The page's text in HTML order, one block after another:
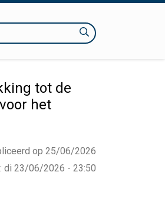
tot de
het
op 25/06/2026
: di 23/06/2026 - 23:50